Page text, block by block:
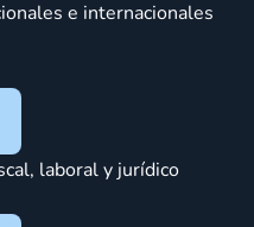
e internacionales
laboral y jurídico